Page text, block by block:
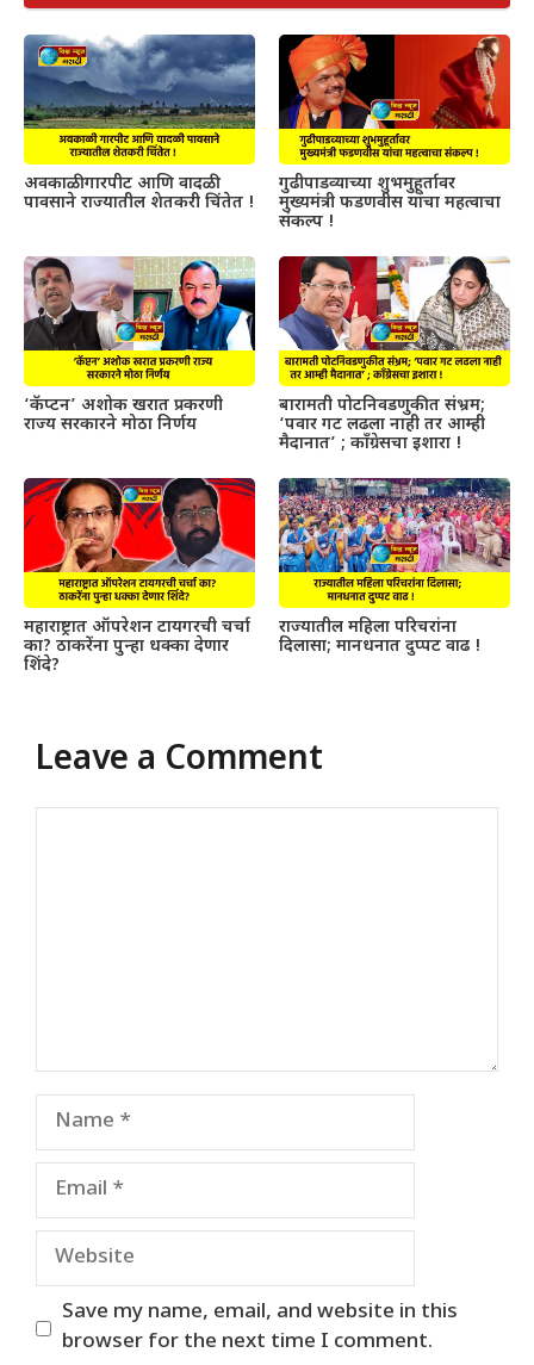
अवकाळी गारपीट आणि वादळी
पावसाने राज्यातील शेतकरी चिंतेत !
गुढीपाडव्याच्या शुभमुहूर्तावर
मुख्यमंत्री फडणवीस यांचा महत्वाचा
संकल्प !
‘कॅप्टन’ अशोक खरात प्रकरणी
राज्य सरकारने मोठा निर्णय
बारामती पोटनिवडणुकीत संभ्रम;
‘पवार गट लढला नाही तर आम्ही
मैदानात’ ; काँग्रेसचा इशारा !
महाराष्ट्रात ऑपरेशन टायगरची चर्चा
का? ठाकरेंना पुन्हा धक्का देणार
शिंदे?
राज्यातील महिला परिचरांना
दिलासा; मानधनात दुप्पट वाढ !
Leave a Comment
Name
Email
Website
Save my name, email, and website in this
browser for the next time I comment.